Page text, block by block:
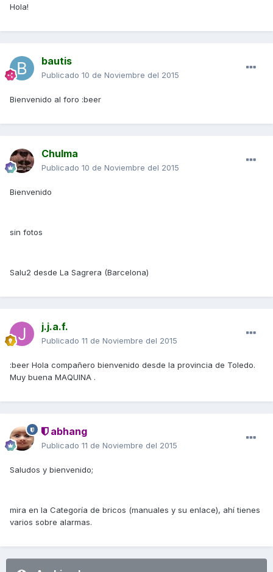
Hola!
bautis
Publicado 10 de Noviembre del 2015
Bienvenido al foro :beer
Chulma
Publicado 10 de Noviembre del 2015
Bienvenido
sin fotos
Salu2 desde La Sagrera (Barcelona)
j.j.a.f.
Publicado 11 de Noviembre del 2015
:beer Hola compañero bienvenido desde la provincia de Toledo.
Muy buena MAQUINA .
abhang
Publicado 11 de Noviembre del 2015
Saludos y bienvenido;
mira en la Categoría de bricos (manuales y su enlace), ahí tienes
varios sobre alarmas.